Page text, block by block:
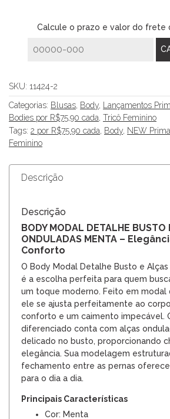
Calcule o prazo e valor do frete
SKU: 11424-2
Categorias: Blusas, Body, Lançamentos
Bodies por R$75,90 cada, Tricô Feminino
Tags: 2 por R$75.90 cada, Body, NEW
Feminino
Descrição
Descrição
BODY MODAL DETALHE BUSTO
ONDULADAS MENTA –
Conforto
O Body Modal Detalhe Busto e
é a escolha perfeita para quem
um toque moderno. Feito em modal
ele se ajusta perfeitamente ao
conforto e um caimento impecável.
diferenciado conta com alças
delicado no busto, proporcionando
elegância. Sua modelagem
fechamento entre as pernas
para o dia a dia.
Principais Características
Cor: Menta